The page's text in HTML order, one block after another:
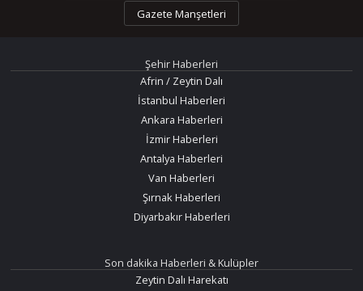
Gazete Manşetleri
Şehir Haberleri
Afrin / Zeytin Dalı
İstanbul Haberleri
Ankara Haberleri
İzmir Haberleri
Antalya Haberleri
Van Haberleri
Şırnak Haberleri
Diyarbakır Haberleri
Son dakika Haberleri & Kulüpler
Zeytin Dalı Harekatı